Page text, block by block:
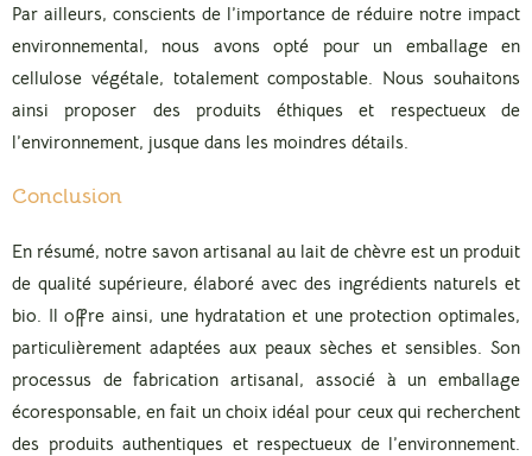
Par ailleurs, conscients de l’importance de réduire notre impact
environnemental, nous avons opté pour un emballage en
cellulose végétale, totalement compostable. Nous souhaitons
ainsi proposer des produits éthiques et respectueux de
l’environnement, jusque dans les moindres détails.
Conclusion
En résumé, notre savon artisanal au lait de chèvre est un produit
de qualité supérieure, élaboré avec des ingrédients naturels et
bio. Il offre ainsi, une hydratation et une protection optimales,
particulièrement adaptées aux peaux sèches et sensibles. Son
processus de fabrication artisanal, associé à un emballage
écoresponsable, en fait un choix idéal pour ceux qui recherchent
des produits authentiques et respectueux de l’environnement.